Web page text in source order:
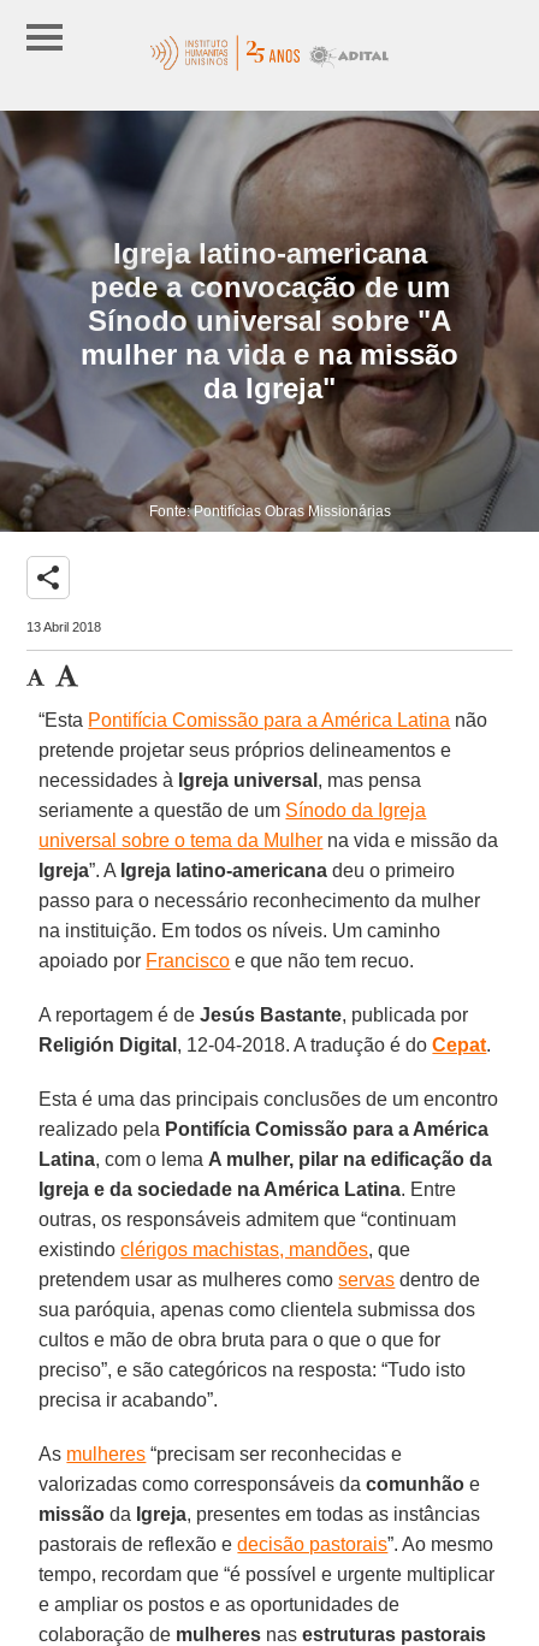
Igreja latino-americana
pede a convocação de um
Sínodo universal sobre "A
mulher na vida e na missão
da Igreja"
Fonte: Pontifícias Obras Missionárias
share
13 Abril 2018
“Esta Pontifícia Comissão para a América Latina não
pretende projetar seus próprios delineamentos e
necessidades à Igreja universal , mas pensa
seriamente a questão de um Sínodo da Igreja
universal sobre o tema da Mulher na vida e missão da
Igreja”. A Igreja latino-americana deu o primeiro
passo para o necessário reconhecimento da mulher
na instituição. Em todos os níveis. Um caminho
apoiado por Francisco e que não tem recuo.
A reportagem é deJesús Bastante, publicada por
Religión Digital , 12-04-2018. A tradução é doCepat.
Esta é uma das principais conclusões de um encontro
realizado pela Pontifícia Comissão para a América
Latina, com o lema A mulher, pilar na edificação da
Igreja e da sociedade na América Latina. Entre
outras, os responsáveis admitem que “continuam
existindoclérigos machistas, mandões, que
pretendem usar as mulheres comoservas dentro de
sua paróquia, apenas como clientela submissa dos
cultos e mão de obra bruta para o que o que for
preciso”, e são categóricos na resposta: “Tudo isto
precisa ir acabando”.
As mulheres “precisam ser reconhecidas e
valorizadas como corresponsáveis dacomunhão e
missão da Igreja, presentes em todas as instâncias
pastorais de reflexão edecisão pastorais”. Ao mesmo
tempo, recordam que “é possível e urgente multiplicar
e ampliar os postos e as oportunidades de
colaboração de mulheres nasestruturas pastorais